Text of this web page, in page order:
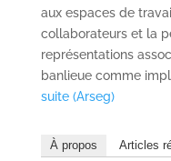
aux espaces de
collaborateurs et la
représentations
banlieue comme
suite (Arseg)
À propos Articles